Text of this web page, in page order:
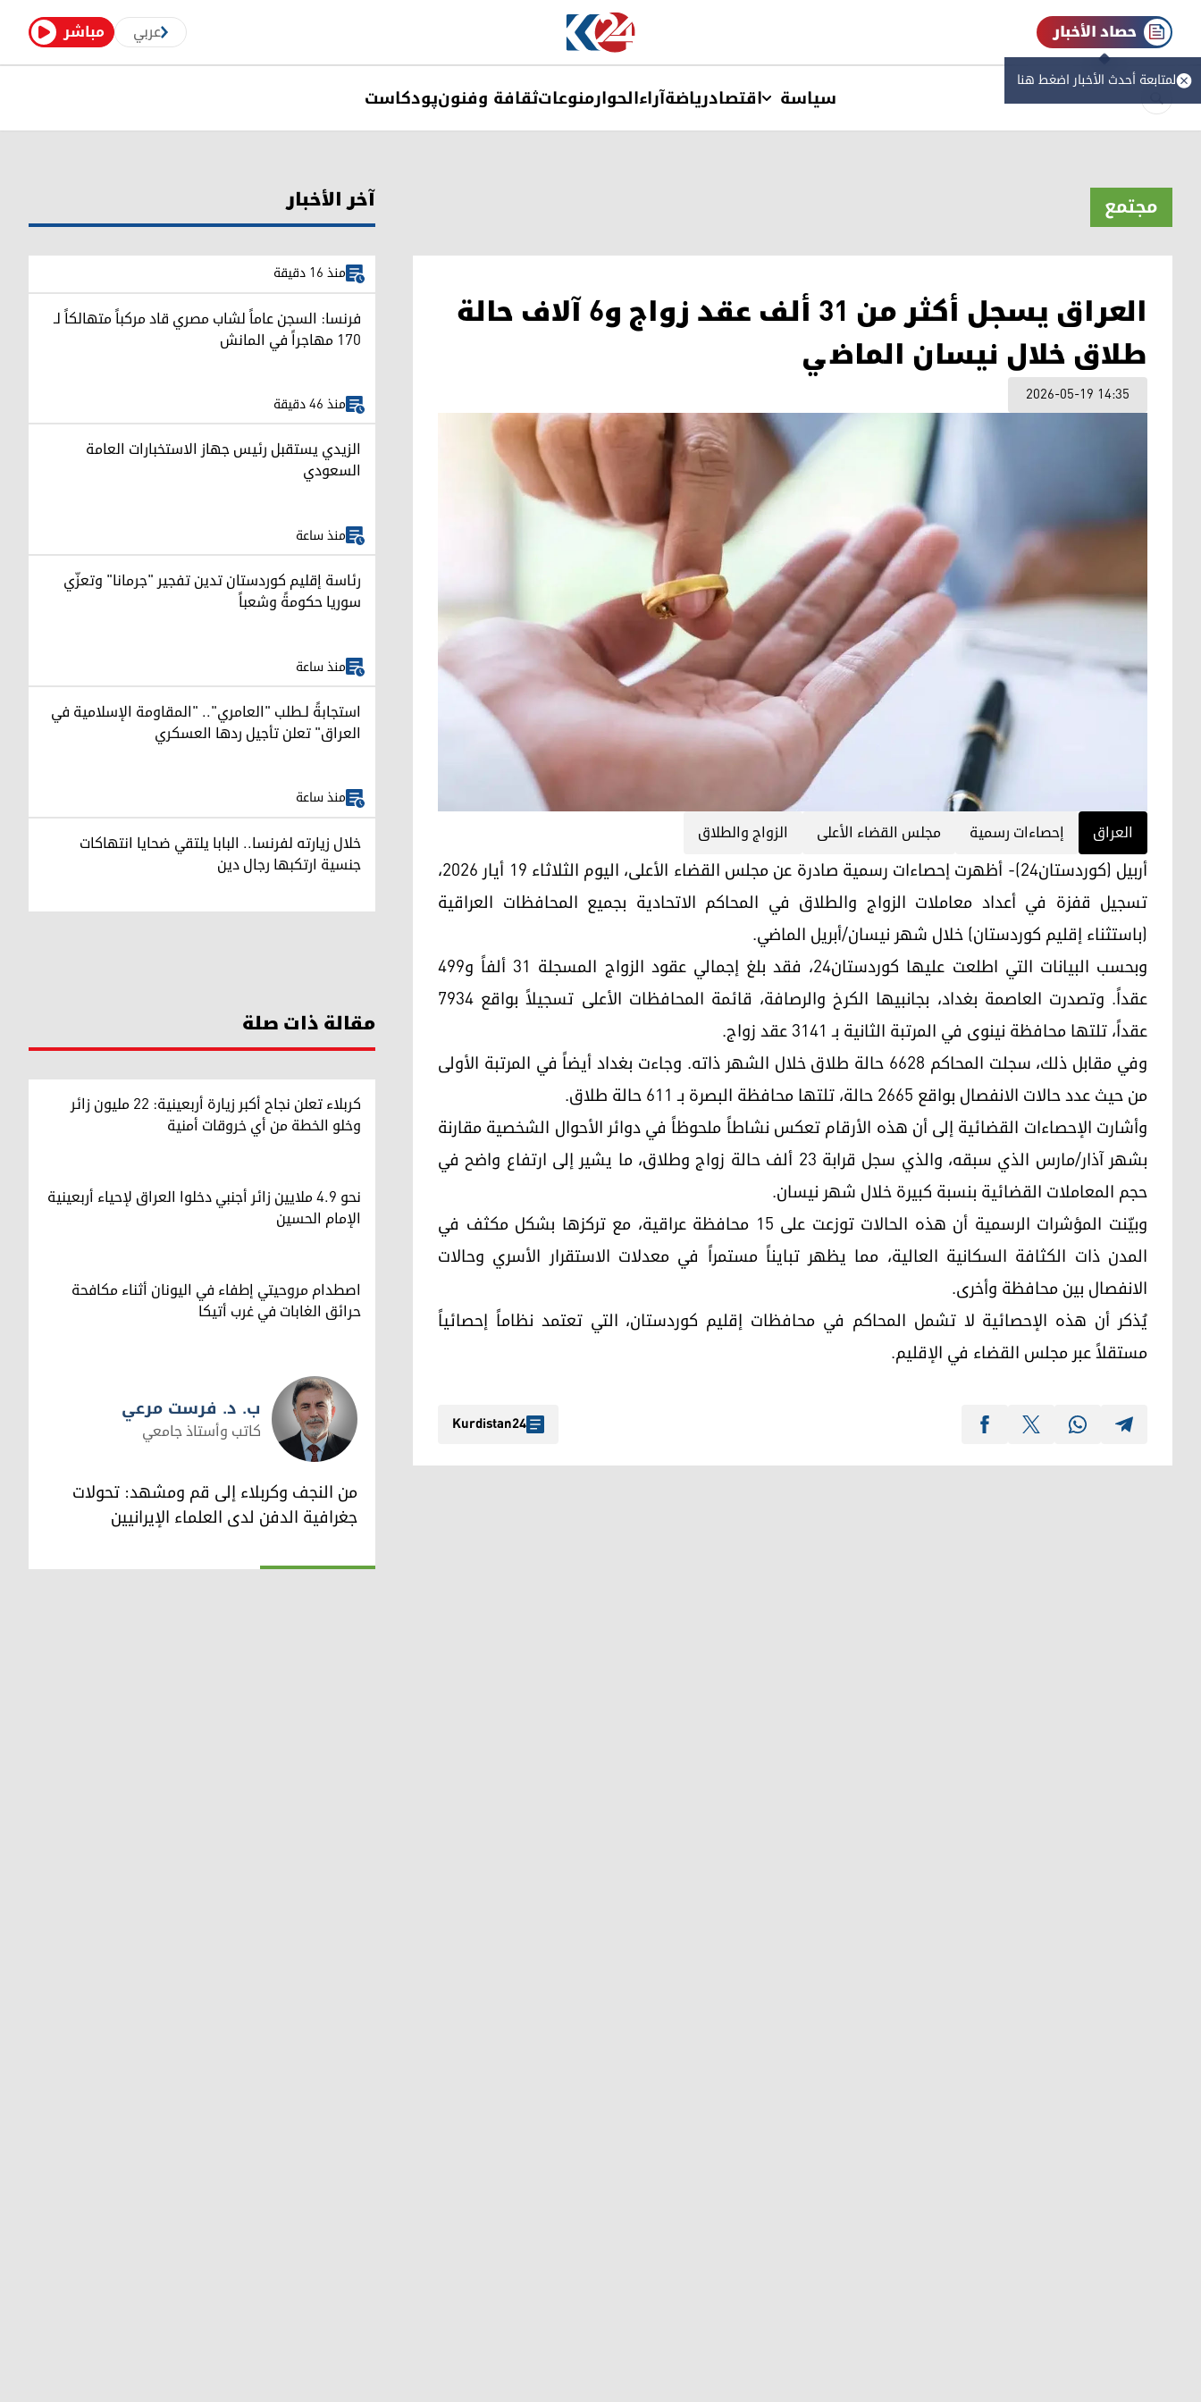
مباشر عربي حصاد الأخبار
لمتابعة أحدث الأخبار اضغط هنا
سیاسة اقتصادریاضةآراءالحوارمنوعاتثقافة وفنونپودکاست
مجتمع
العراق يسجل أكثر من 31 ألف عقد زواج و6 آلاف حالة
طلاق خلال نيسان الماضي
2026-05-19 14:35
العراق إحصاءات رسمية مجلس القضاء الأعلى الزواج والطلاق
أربيل (كوردستان24)- أظهرت إحصاءات رسمية صادرة عن مجلس القضاء الأعلى، اليوم الثلاثاء 19 أيار 2026،
تسجيل قفزة في أعداد معاملات الزواج والطلاق في المحاكم الاتحادية بجميع المحافظات العراقية
(باستثناء إقليم كوردستان) خلال شهر نيسان/أبريل الماضي.
وبحسب البيانات التي اطلعت عليها كوردستان24، فقد بلغ إجمالي عقود الزواج المسجلة 31 ألفاً و499
عقداً. وتصدرت العاصمة بغداد، بجانبيها الكرخ والرصافة، قائمة المحافظات الأعلى تسجيلاً بواقع 7934
عقداً، تلتها محافظة نينوى في المرتبة الثانية بـ 3141 عقد زواج.
وفي مقابل ذلك، سجلت المحاكم 6628 حالة طلاق خلال الشهر ذاته. وجاءت بغداد أيضاً في المرتبة الأولى
من حيث عدد حالات الانفصال بواقع 2665 حالة، تلتها محافظة البصرة بـ 611 حالة طلاق.
وأشارت الإحصاءات القضائية إلى أن هذه الأرقام تعكس نشاطاً ملحوظاً في دوائر الأحوال الشخصية مقارنة
بشهر آذار/مارس الذي سبقه، والذي سجل قرابة 23 ألف حالة زواج وطلاق، ما يشير إلى ارتفاع واضح في
حجم المعاملات القضائية بنسبة كبيرة خلال شهر نيسان.
وبيّنت المؤشرات الرسمية أن هذه الحالات توزعت على 15 محافظة عراقية، مع تركزها بشكل مكثف في
المدن ذات الكثافة السكانية العالية، مما يظهر تبايناً مستمراً في معدلات الاستقرار الأسري وحالات
الانفصال بين محافظة وأخرى.
يُذكر أن هذه الإحصائية لا تشمل المحاكم في محافظات إقليم كوردستان، التي تعتمد نظاماً إحصائياً
مستقلاً عبر مجلس القضاء في الإقليم.
Kurdistan24
آخر الأخبار
منذ 16 دقيقة
فرنسا: السجن عاماً لشاب مصري قاد مركباً متهالكاً لـ
170 مهاجراً في المانش
منذ 46 دقيقة
الزيدي يستقبل رئيس جهاز الاستخبارات العامة
السعودي
منذ ساعة
رئاسة إقليم كوردستان تدين تفجير "جرمانا" وتعزّي
سوريا حكومةً وشعباً
منذ ساعة
استجابةً لـطلب "العامري".. "المقاومة الإسلامية في
العراق" تعلن تأجيل ردها العسكري
منذ ساعة
خلال زيارته لفرنسا.. البابا يلتقي ضحايا انتهاكات
جنسية ارتكبها رجال دين
مقالة ذات صلة
كربلاء تعلن نجاح أكبر زيارة أربعينية: 22 مليون زائر
وخلو الخطة من أي خروقات أمنية
نحو 4.9 ملايين زائر أجنبي دخلوا العراق لإحياء أربعينية
الإمام الحسين
اصطدام مروحيتي إطفاء في اليونان أثناء مكافحة
حرائق الغابات في غرب أتيكا
ب. د. فرست مرعي
ب. د. فرست مرعي
كاتب وأستاذ جامعي
من النجف وكربلاء إلى قم ومشهد: تحولات
جغرافية الدفن لدى العلماء الإيرانيين